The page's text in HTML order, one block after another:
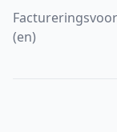
(en)